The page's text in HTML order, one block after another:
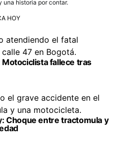
una historia por contar.
HOY
Motociclista fallece tras
Choque entre tractomula y